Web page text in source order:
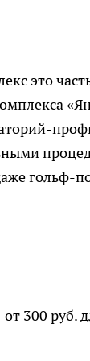
это
гольф-
300 руб.